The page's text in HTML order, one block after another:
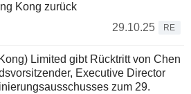
Kong zurück
29.10.25
RE
Limited gibt Rücktritt von Chen
Executive Director
zum 29.